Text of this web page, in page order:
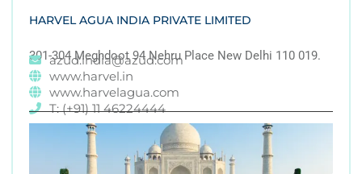
HARVEL AGUA INDIA PRIVATE LIMITED
301-304 Meghdoot 94 Nehru Place New Delhi 110 019.
azud.india@azud.com
www.harvel.in
www.harvelagua.com
T: (+91) 11 46224444